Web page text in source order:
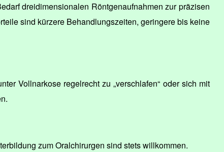
dreidimensionalen Röntgenaufnahmen zur präzisen
sind kürzere Behandlungszeiten, geringere bis keine
Vollnarkose regelrecht zu „verschlafen“ oder sich mit
zum Oralchirurgen sind stets willkommen.